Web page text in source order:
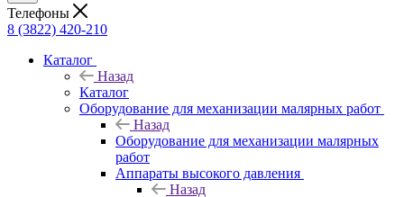
Телефоны
8 (3822) 420-210
Каталог
Назад
Каталог
Оборудование для механизации малярных работ
Назад
Оборудование для механизации малярных
работ
Аппараты высокого давления
Назад